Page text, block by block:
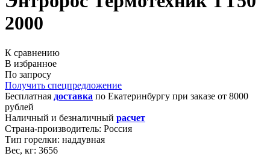
2000
К сравнению
В избранное
По запросу
Получить спецпредложение
Бесплатная доставка по Екатеринбургу при заказе от 8000
рублей
Наличный и безналичный расчет
Страна-производитель: Россия
Тип горелки: наддувная
Вес, кг: 3656